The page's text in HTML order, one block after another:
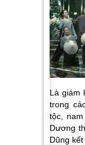
Là giám
trong
tộc,
Dương
Dũng